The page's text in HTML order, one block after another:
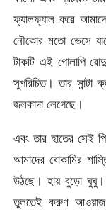
ফ্যালফ্যাল করে
নৌকোর মতো ভেসে
টাকটি এই গোলাপি
সুপরিচিত। তার
জলকাদা লেগেছে।
এবং তার হাতের সেই
আমাদের বোকামির
উঠছে। হায় বুড়ো ঘুঘু।
তুলতেই করুণ